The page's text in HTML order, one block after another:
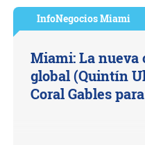
InfoNegocios Miami
Miami: La
global (Quintín
Coral Gables